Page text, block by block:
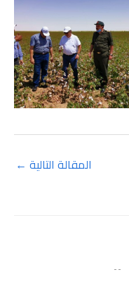
المقالة التالية ←